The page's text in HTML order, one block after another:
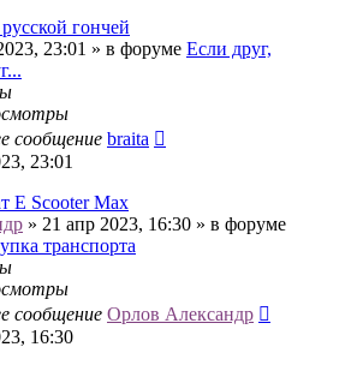
гончей
23:01 » в форуме Если друг,
сообщение braita
23:01
E Scooter Max
» 21 апр 2023, 16:30 » в форуме
транспорта
сообщение Орлов Александр
16:30